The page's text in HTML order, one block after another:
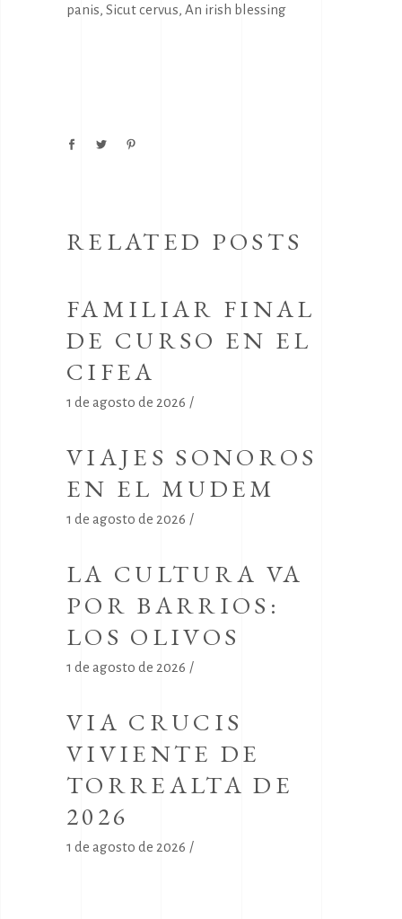
panis, Sicut cervus, An irish blessing
RELATED POSTS
FAMILIAR FINAL
DE CURSO EN EL
CIFEA
1 de agosto de 2026
VIAJES SONOROS
EN EL MUDEM
1 de agosto de 2026
LA CULTURA VA
POR BARRIOS:
LOS OLIVOS
1 de agosto de 2026
VIA CRUCIS
VIVIENTE DE
TORREALTA DE
2026
1 de agosto de 2026